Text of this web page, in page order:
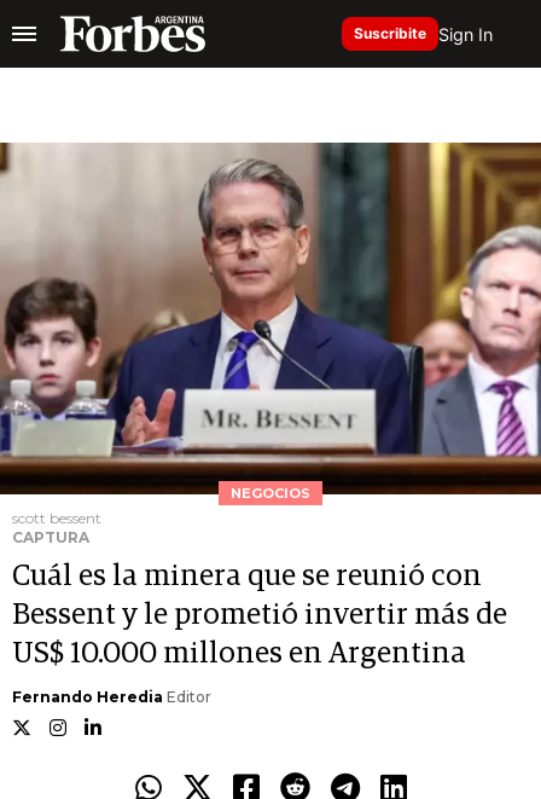
Suscribite Sign In
NEGOCIOS
scott bessent
CAPTURA
Cuál es la minera que se reunió con
Bessent y le prometió invertir más de
US$ 10.000 millones en Argentina
Fernando Heredia Editor